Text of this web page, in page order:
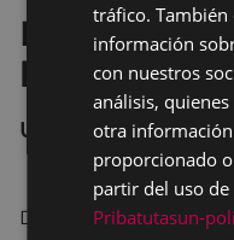
Pregón de
lanzamiento
UNTZAGA
Desde el
tráfico.
información
con nuestros
análisis,
otra
proporcionado
partir del uso de
Pribatutasun-